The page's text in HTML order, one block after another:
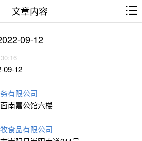
文章内容
09-12
09-12
有限公司
南嘉公馆六楼
食品有限公司